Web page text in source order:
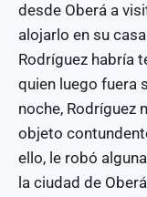
desde Oberá a
alojarlo en su
Rodríguez habría
quien luego fuera
noche, Rodríguez
objeto
ello, le robó
la ciudad de